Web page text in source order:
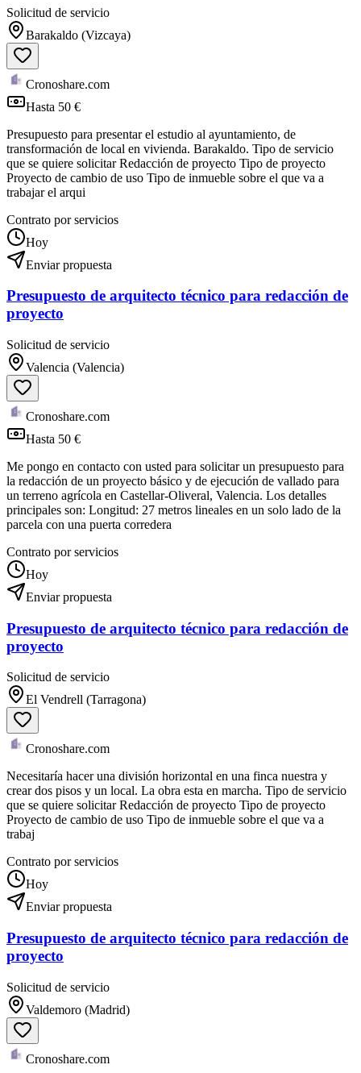
Solicitud de servicio
Barakaldo (Vizcaya)
Cronoshare.com
Hasta 50 €
Presupuesto para presentar el estudio al ayuntamiento, de
transformación de local en vivienda. Barakaldo. Tipo de servicio
que se quiere solicitar Redacción de proyecto Tipo de proyecto
Proyecto de cambio de uso Tipo de inmueble sobre el que va a
trabajar el arqui
Contrato por servicios
Hoy
Enviar propuesta
Presupuesto de arquitecto técnico para redacción de
proyecto
Solicitud de servicio
Valencia (Valencia)
Cronoshare.com
Hasta 50 €
Me pongo en contacto con usted para solicitar un presupuesto para
la redacción de un proyecto básico y de ejecución de vallado para
un terreno agrícola en Castellar-Oliveral, Valencia. ​Los detalles
principales son: ​Longitud: 27 metros lineales en un solo lado de la
parcela con una puerta corredera
Contrato por servicios
Hoy
Enviar propuesta
Presupuesto de arquitecto técnico para redacción de
proyecto
Solicitud de servicio
El Vendrell (Tarragona)
Cronoshare.com
Necesitaría hacer una división horizontal en una finca nuestra y
crear dos pisos y un local. La obra esta en marcha. Tipo de servicio
que se quiere solicitar Redacción de proyecto Tipo de proyecto
Proyecto de cambio de uso Tipo de inmueble sobre el que va a
trabaj
Contrato por servicios
Hoy
Enviar propuesta
Presupuesto de arquitecto técnico para redacción de
proyecto
Solicitud de servicio
Valdemoro (Madrid)
Cronoshare.com